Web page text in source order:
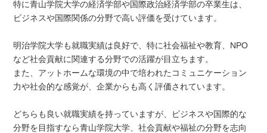
特に青山学院大学の経済学部や国際政治経済学部の卒業生は、
ビジネスや国際関係の分野で高い評価を受けています。
明治学院大学も就職実績は良好で、特に社会福祉や教育、NPO
など社会貢献に関連する分野での活躍が目立ちます。
また、アットホームな環境の中で培われたコミュニケーション
力や社会的な感覚が、企業からも高く評価されています。
どちらも良い就職実績を持っていますが、ビジネスや国際的な
分野を目指すなら青山学院大学、社会貢献や福祉の分野を志向